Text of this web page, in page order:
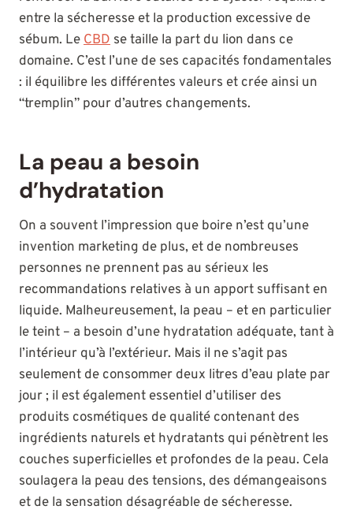
entre la sécheresse et la production excessive de
sébum. LeCBD se taille la part du lion dans ce
domaine. C’est l’une de ses capacités fondamentales
: il équilibre les différentes valeurs et crée ainsi un
“tremplin” pour d’autres changements.
La peau a besoin
d’hydratation
On a souvent l’impression que boire n’est qu’une
invention marketing de plus, et de nombreuses
personnes ne prennent pas au sérieux les
recommandations relatives à un apport suffisant en
liquide. Malheureusement, la peau – et en particulier
le teint – a besoin d’une hydratation adéquate, tant à
l’intérieur qu’à l’extérieur. Mais il ne s’agit pas
seulement de consommer deux litres d’eau plate par
jour ; il est également essentiel d’utiliser des
produits cosmétiques de qualité contenant des
ingrédients naturels et hydratants qui pénètrent les
couches superficielles et profondes de la peau. Cela
soulagera la peau des tensions, des démangeaisons
et de la sensation désagréable de sécheresse.